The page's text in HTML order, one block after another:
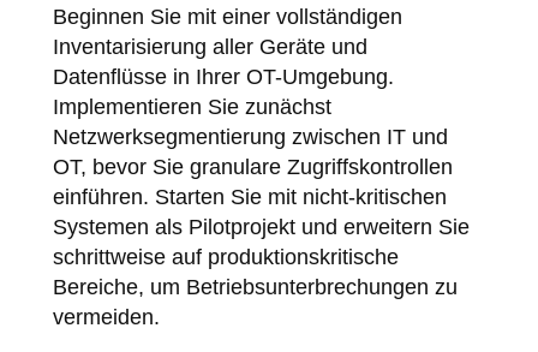
Beginnen Sie mit einer vollständigen
Inventarisierung aller Geräte und
Datenflüsse in Ihrer OT-Umgebung.
Implementieren Sie zunächst
Netzwerksegmentierung zwischen IT und
OT, bevor Sie granulare Zugriffskontrollen
einführen. Starten Sie mit nicht-kritischen
Systemen als Pilotprojekt und erweitern Sie
schrittweise auf produktionskritische
Bereiche, um Betriebsunterbrechungen zu
vermeiden.